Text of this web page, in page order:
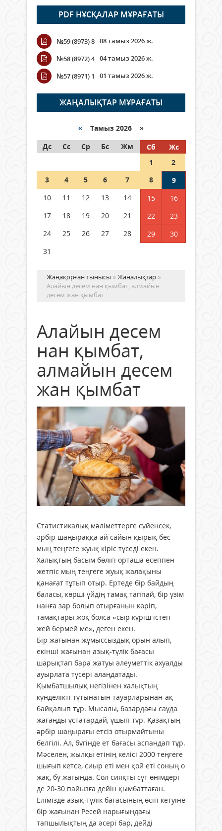
Open Air: Қызылорда облысы
полиция департаменті 20
мыңнан астам көрерменнің
қауіпсіздігін қамтамасыз етті
06 тамыз 2026 ж.
Wi-Fi ҚАБЫРҒА АРҚЫЛЫ ҚАЛАЙ
ӨТЕДІ?
06 тамыз 2026 ж. 271
граждане Казахстана,
05 тамыз 2026 ж. 153
Шетелде жүрген Қазақстан
азаматтары қалай дауыс бере
PDF НҰСҚАЛАР МҰРАҒАТЫ
№59 (8973) 8 08 тамыз 2026 ж.
№58 (8972) 4 04 тамыз 2026 ж.
№57 (8971) 1
01 тамыз 2026 ж.
ЖАҢАЛЫҚТАР МҰРАҒАТЫ
« Тамыз 2026 »
Дс
Сс Ср Бс Жм Сб
Жс
1
2
3
4 5 6 7 8
9
10
11 12 13 14 15
16
17
18 19 20 21 22
23
24
25 26 27 28 29
30
31
Жаңақорған тынысы »Жаңалықтар »
Алайын десем нан қымбат, алмайын
десем жан қымбат
Алайын десем
нан қымбат,
алмайын десем
жан қымбат
Статистикалық мәліметтерге сүйенсек,
әрбір шаңыраққа ай сайын қырық бес
мың теңгеге жуық кіріс түседі екен.
Халықтың басым бөлігі орташа есеппен
жетпіс мың теңгеге жуық жалақыны
қанағат тұтып отыр. Ертеде бір байдың
баласы, көрші үйдің тамақ таппай, бір үзім
нанға зар болып отырғанын көріп,
тамақтары жоқ болса «сыр күріш істеп
жей бермей ме», деген екен.
Бір жағынан жұмыссыздық орын алып,
екінші жағынан азық-түлік бағасы
шарықтап бара жатуы әлеуметтік ахуалды
ауырлата түсері алаңдатады.
Қымбатшылық негізінен халықтың
күнделікті тұтынатын тауарларынан-ақ
байқалып тұр. Мысалы, базардағы сауда
жағаңды ұстатардай, ұшып тұр. Қазақтың
әрбір шаңырағы етсіз отырмайтыны
белгілі. Ал, бүгінде ет бағасы аспандап тұр.
Мәселен, жылқы етінің келісі 2000 теңгеге
шығып кетсе, сиыр еті мен қой еті соның о
жақ, бұ жағында. Сол сияқты сүт өнімдері
де 20-30 пайызға дейін қымбаттаған.
Елімізде азық-түлік бағасының өсіп кетуіне
бір жағынан Ресей нарығындағы
тапшылықтың да әсері бар, дейді